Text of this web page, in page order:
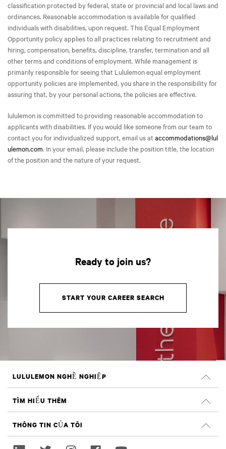
classification protected by federal, state or provincial and local laws and
ordinances. Reasonable accommodation is available for qualified
individuals with disabilities, upon request. This Equal Employment
Opportunity policy applies to all practices relating to recruitment and
hiring, compensation, benefits, discipline, transfer, termination and all
other terms and conditions of employment. While management is
primarily responsible for seeing that Lululemon equal employment
opportunity policies are implemented, you share in the responsibility for
assuring that, by your personal actions, the policies are effective.
lululemon is committed to providing reasonable accommodation to
applicants with disabilities. If you would like someone from our team to
contact you for individualized support, email us at accommodations@lul
ulemon.com. In your email, please include the position title, the location
of the position and the nature of your request.
Ready to join us?
START YOUR CAREER SEARCH
LULULEMON NGHỀ NGHIỆP
Nghề nghiệp
TÌM VIỆC LÀM
TÌM HIỂU THÊM
Đánh giá trên Glassdoor
Tính bền vững và tác động xã hội
THÔNG TIN CỦA TÔI
Đăng nhập